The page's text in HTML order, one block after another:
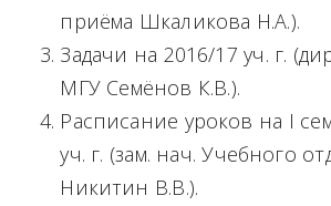
приёма Шкаликова Н.А.).
Задачи на 2016/17 уч. г.
МГУ Семёнов К.В.).
Расписание уроков на I
уч. г. (зам. нач. Учебного
Никитин В.В.).